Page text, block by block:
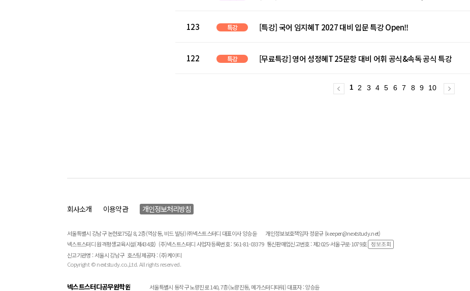
123 특강 [특강] 국어 임지혜T 2027 대비 입문 특강 Open!!
122 특강 [무료특강] 영어 성정혜T 25문항 대비 어휘 공식&속독 공식 특강
1 2 3 4 5 6 7 8 9 10
회사소개 이용약관 개인정보처리방침
서울특별시 강남구 논현로75길 8, 2층(역삼동, 비드 빌딩) ㈜넥스트스터디 대표이사 양승윤
개인정보보호책임자 정운규 (keeper@nextstudy.net)
넥스트스터디 원격평생교육시설(제434호) (주)넥스트스터디 사업자등록번호 : 561-81-03379 통신판매업신고번호 : 제2025-서울구로-1079호
신고기관명 : 서울시 강남구 호스팅제공자 : (주)케이티
Copyright © nextstudy.co.,Ltd. All rights reserved.
넥스트스터디공무원학원 서울특별시 동작구 노량진로 140, 7층(노량진동, 메가스터디타워) 대표자 : 양승윤